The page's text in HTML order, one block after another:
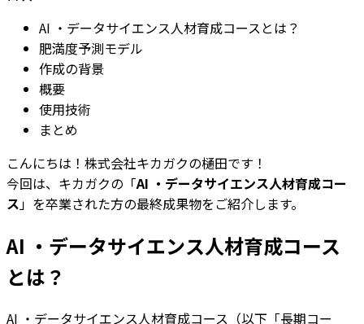
AI ・データサイエンス人材育成コースとは？
肥満度予測モデル
作成の背景
概要
使用技術
まとめ
こんにちは！株式会社キカガクの樋田です！
今回は、キカガクの「AI ・データサイエンス人材育成コー
ス」を卒業された方の最終成果物をご紹介します。
AI ・データサイエンス人材育成コース
とは？
AI ・データサイエンス人材育成コース（以下「長期コー